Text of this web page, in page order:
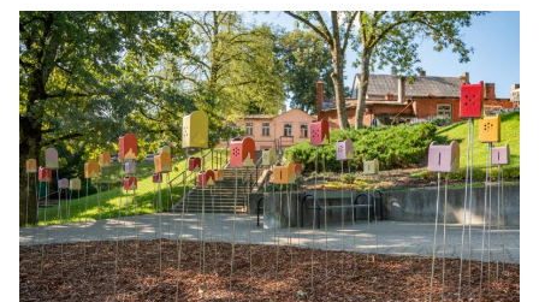
Kultūra
Bizness
Video
Vieta